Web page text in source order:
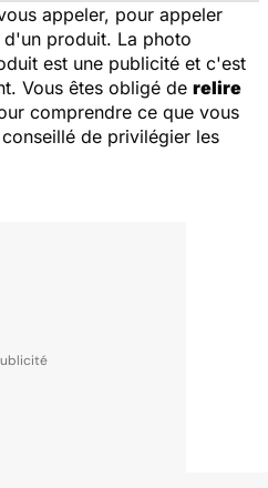
appeler, pour appeler
produit. La photo
est une publicité et c'est
Vous êtes obligé de relire
comprendre ce que vous
de privilégier les